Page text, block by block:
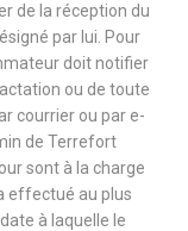
de la réception du
par lui. Pour
doit notifier
ou de toute
courrier ou par e-
de Terrefort
sont à la charge
effectué au plus
à laquelle le